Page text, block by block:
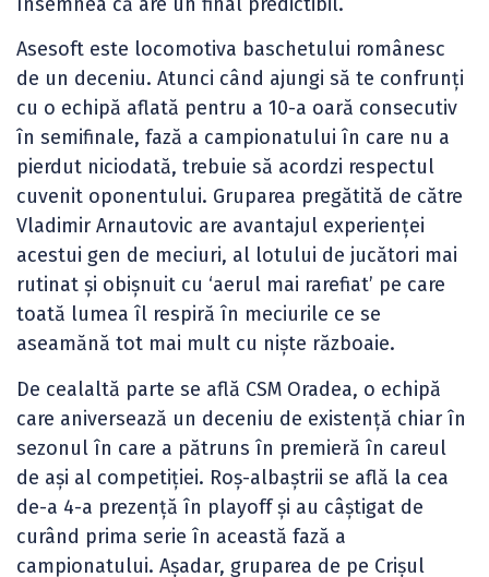
Asesoft este locomotiva baschetului românesc
de un deceniu. Atunci când ajungi să te confrunți
cu o echipă aflată pentru a 10-a oară consecutiv
în semifinale, fază a campionatului în care nu a
pierdut niciodată, trebuie să acordzi respectul
cuvenit oponentului. Gruparea pregătită de către
Vladimir Arnautovic are avantajul experienței
acestui gen de meciuri, al lotului de jucători mai
rutinat și obișnuit cu ‘aerul mai rarefiat’ pe care
toată lumea îl respiră în meciurile ce se
aseamănă tot mai mult cu niște războaie.
De cealaltă parte se află CSM Oradea, o echipă
care aniversează un deceniu de existență chiar în
sezonul în care a pătruns în premieră în careul
de ași al competiției. Roș-albaștrii se află la cea
de-a 4-a prezență în playoff și au câștigat de
curând prima serie în această fază a
campionatului. Așadar, gruparea de pe Crișul